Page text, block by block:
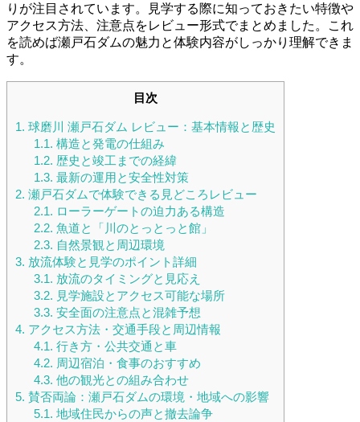
りが注目されています。見学する際に知っておきたい特徴や
アクセス方法、注意点をレビュー形式でまとめました。これ
を読めば瀬戸石ダムの魅力と体験内容がしっかり理解できま
す。
目次
1. 球磨川 瀬戸石ダム レビュー：基本情報と歴史
1.1. 構造と発電の仕組み
1.2. 歴史と竣工までの経緯
1.3. 最新の運用と安全性対策
2. 瀬戸石ダムで体験できる見どころレビュー
2.1. ローラーゲートの迫力ある構造
2.2. 魚道と「川のとっとっと館」
2.3. 自然景観と周辺環境
3. 放流体験と見学のポイント詳細
3.1. 放流のタイミングと見応え
3.2. 見学施設とアクセス可能な場所
3.3. 安全面の注意点と混雑予想
4. アクセス方法・交通手段と周辺情報
4.1. 行き方・公共交通と車
4.2. 周辺宿泊・食事のおすすめ
4.3. 他の観光との組み合わせ
5. 賛否両論：瀬戸石ダムの環境・地域への影響
5.1. 地域住民からの声と撤去論争